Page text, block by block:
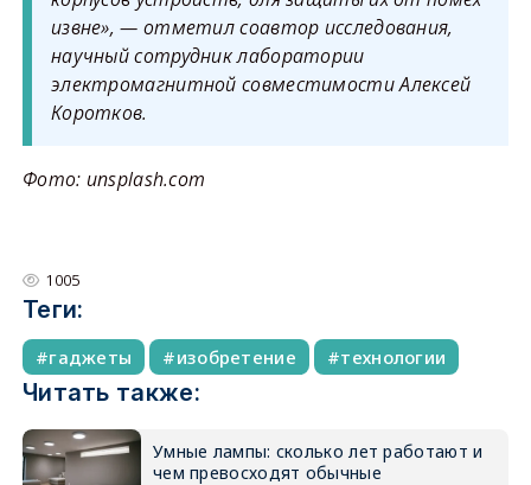
извне», — отметил соавтор исследования,
научный сотрудник лаборатории
электромагнитной совместимости Алексей
Коротков.
Фото: unsplash.com
1005
Теги:
гаджеты изобретение технологии
Читать также:
Умные лампы: сколько лет работают и
чем превосходят обычные